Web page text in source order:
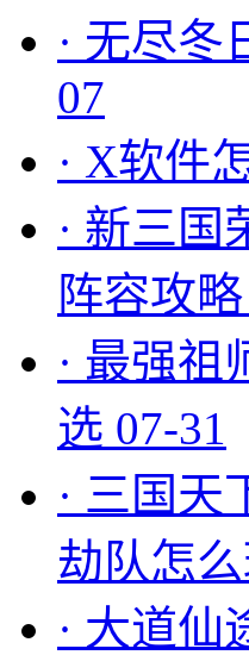
· 无尽冬
07
· X软件
· 新三国
阵容攻略
· 最强祖
选 07-31
· 三国天
劫队怎
· 大道仙